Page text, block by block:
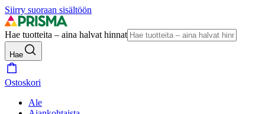
Siirry suoraan sisältöön
Hae tuotteita – aina halvat hinnat
Hae
Ostoskori
Ale